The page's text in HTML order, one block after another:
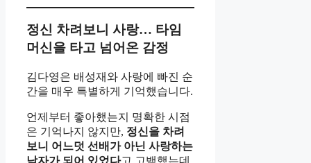
정신 차려보니 사랑… 타임
머신을 타고 넘어온 감정
김다영은 배성재와 사랑에 빠진 순
간을 매우 특별하게 기억했습니다.
언제부터 좋아했는지 명확한 시점
은 기억나지 않지만, 정신을 차려
보니 어느덧 선배가 아닌 사랑하는